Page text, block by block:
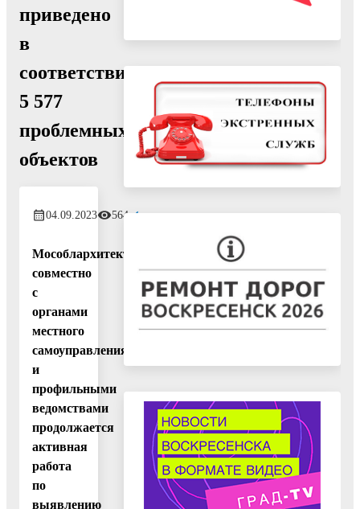
приведено
в
соответствие
5 577
проблемных
объектов
04.09.2023 564
Мособлархитектурой
совместно
с
органами
местного
самоуправления
и
профильными
ведомствами
продолжается
активная
работа
по
выявлению